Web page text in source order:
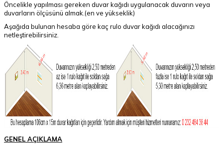
Öncelikle yapılması gereken duvar kağıdı uygulanacak duvarın veya
duvarların ölçüsünü almak.(en ve yükseklik)
Aşağıda bulunan hesaba göre kaç rulo duvar kağıdı alacağınızı
netleştirebilirsiniz.
GENEL AÇIKLAMA